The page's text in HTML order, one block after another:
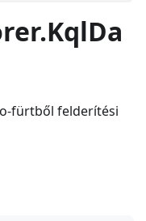
fürtből felderítési